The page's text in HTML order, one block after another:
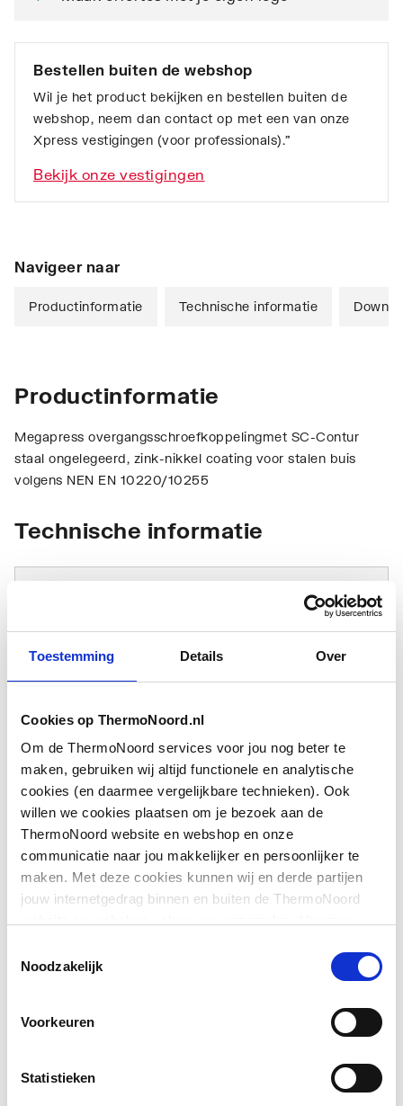
Toestemming Details Over
Cookies op ThermoNoord.nl
Om de ThermoNoord services voor jou nog beter te
maken, gebruiken wij altijd functionele en analytische
cookies (en daarmee vergelijkbare technieken). Ook
willen we cookies plaatsen om je bezoek aan de
ThermoNoord website en webshop en onze
communicatie naar jou makkelijker en persoonlijker te
maken. Met deze cookies kunnen wij en derde partijen
jouw internetgedrag binnen en buiten de ThermoNoord
communicatie aan jouw interesses aan. We slaan je
Noodzakelijk
Voorkeuren
Statistieken
Bestellen buiten de webshop
Wil je het product bekijken en bestellen buiten de
webshop, neem dan contact op met een van onze
Xpress vestigingen (voor professionals).”
Bekijk onze vestigingen
Navigeer naar
Productinformatie Technische informatie
Productinformatie
Megapress overgangsschroefkoppelingmet SC-Contur
staal ongelegeerd, zink-nikkel coating voor stalen buis
volgens NEN EN 10220/10255
Technische informatie
Aansluiting 1 Persmof
Aansluiting 2 Buitendraad metrisch
Afgedopt Nee
Contourcode V
Contourcode aansluiting
1
V
DVGW-keur voor gas Nee
DVGW-keur voor water
Toon meer
Downloads
CE_Certificaat